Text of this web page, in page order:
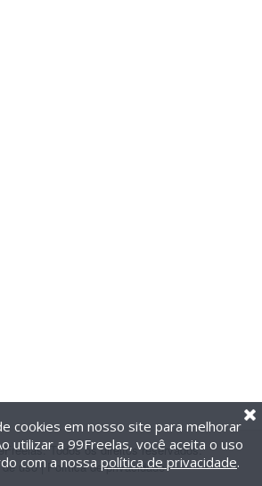
Todos os direitos reservados.
uso| Política de privacidade
cookies em nosso site para melhorar
utilizar a 99Freelas, você aceita o uso
com a nossa política de privacidade.